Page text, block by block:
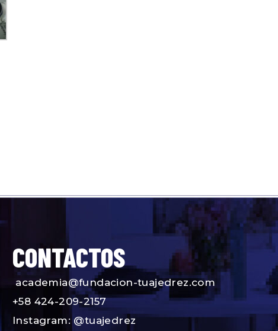
CONTACTOS
academia@fundacion-tuajedrez.com
+58 424-209-2157
Instagram: @tuajedrez